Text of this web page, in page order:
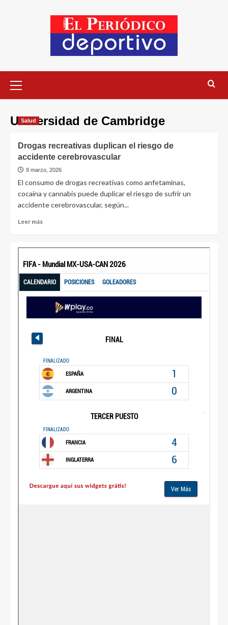
Universidad de Cambridge
Salud
Drogas recreativas duplican el riesgo de
accidente cerebrovascular
9 marzo, 2026
El consumo de drogas recreativas como anfetaminas,
cocaína y cannabis puede duplicar el riesgo de sufrir un
accidente cerebrovascular, según...
Leer más